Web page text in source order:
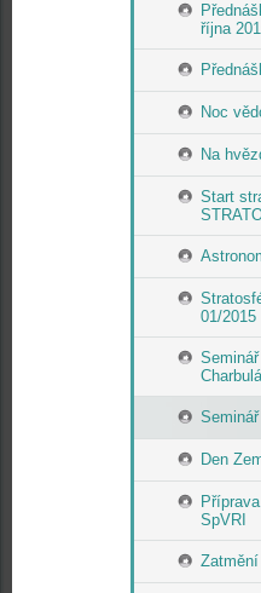
října
Noc
Na
Start
01/2015
Den
SpVRI